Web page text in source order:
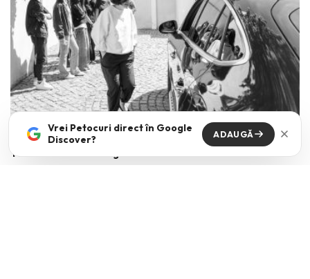
The kids are all right
Vrei Petocuri direct în Google
Discover?
ADAUGĂ